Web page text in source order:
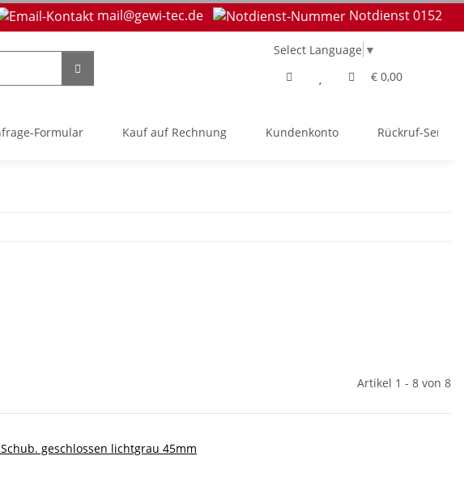
mail@gewi-tec.de
Notdienst 0152
Select Language ▼
€ 0,00
Formular Kauf auf Rechnung Kundenkonto Rückruf-Service
Artikel 1 - 8 von 8
geschlossen lichtgrau 45mm